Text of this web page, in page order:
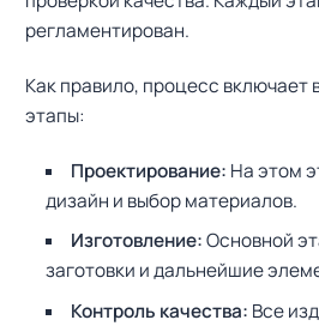
регламентирован.
Как правило, процесс
этапы:
Проектирование: На этом
дизайн и выбор материалов.
Изготовление:Основной
заготовки и дальнейшие
Контроль качества: Все